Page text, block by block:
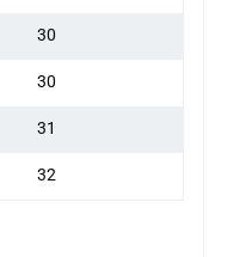
30
30
31
32